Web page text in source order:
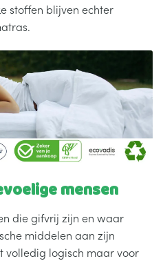
stoffen blijven echter
mensen
die gifvrij zijn en waar
middelen aan zijn
volledig logisch maar voor